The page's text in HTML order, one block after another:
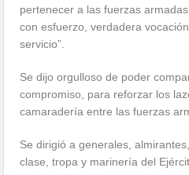
pertenecer a las fuerzas
con esfuerzo, verdadera
servicio”.
Se dijo orgulloso de poder
compromiso, para reforzar los
camaradería entre las fuerzas
Se dirigió a generales,
clase, tropa y marinería del